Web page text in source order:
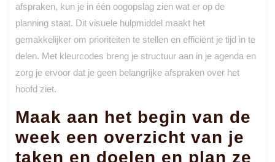
afspraken, kun je in één oogopslag zien wat er op de
planning staat. Dit visuele hulpmiddel maakt het
gemakkelijker om prioriteiten te stellen en efficiënt je tijd in te
delen. Met kleurcodes breng je structuur aan in je agenda en
zorg je ervoor dat je geen belangrijke afspraken over het
hoofd ziet.
Maak aan het begin van de
week een overzicht van je
taken en doelen en plan ze